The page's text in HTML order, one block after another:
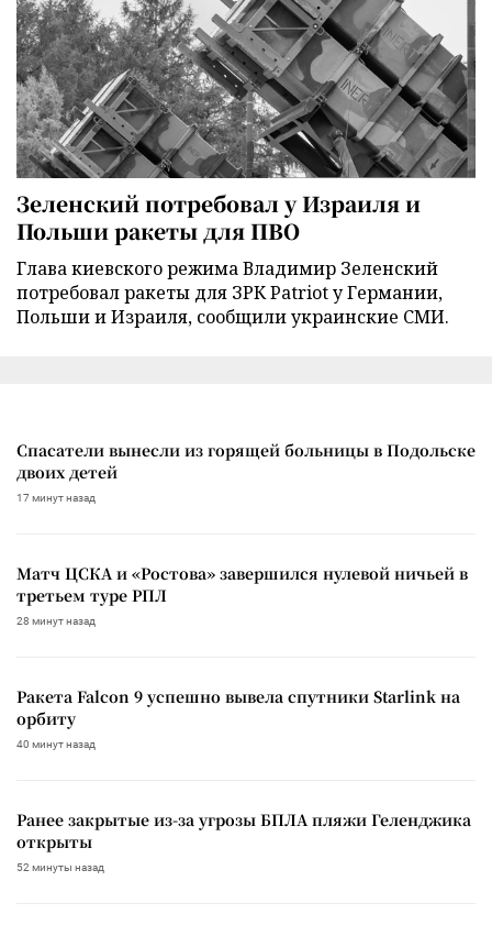
Зеленский потребовал у Израиля и
Польши ракеты для ПВО
Глава киевского режима Владимир Зеленский
потребовал ракеты для ЗРК Patriot у Германии,
Польши и Израиля, сообщили украинские СМИ.
Спасатели вынесли из горящей больницы в Подольске
двоих детей
17 минут назад
Матч ЦСКА и «Ростова» завершился нулевой ничьей в
третьем туре РПЛ
28 минут назад
Ракета Falcon 9 успешно вывела спутники Starlink на
орбиту
40 минут назад
Ранее закрытые из-за угрозы БПЛА пляжи Геленджика
открыты
52 минуты назад